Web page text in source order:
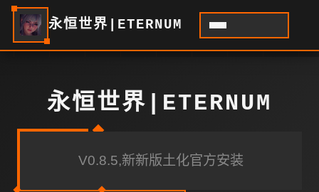
永恒世界|ETERNUM
永恒世界|ETERNUM
V0.8.5,新新版土化官方安装